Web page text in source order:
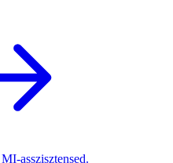
asszisztensed.